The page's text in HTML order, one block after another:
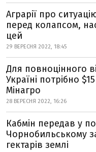
Аграрії про
перед колапсом,
цей
29 ВЕРЕСНЯ 2022, 18:45
Для повноцінного
Україні потрібно
Мінагро
28 ВЕРЕСНЯ 2022, 16:26
Кабмін передав у
Чорнобильському
гектарів землі